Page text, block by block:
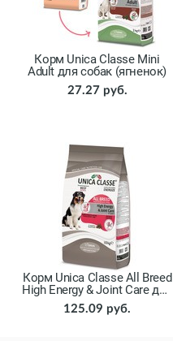
Корм Unica Classe Mini
Adult для собак (ягненок)
27.27 руб.
Корм Unica Classe All Breed
High Energy & Joint Care для
собак (говядина)
125.09 руб.